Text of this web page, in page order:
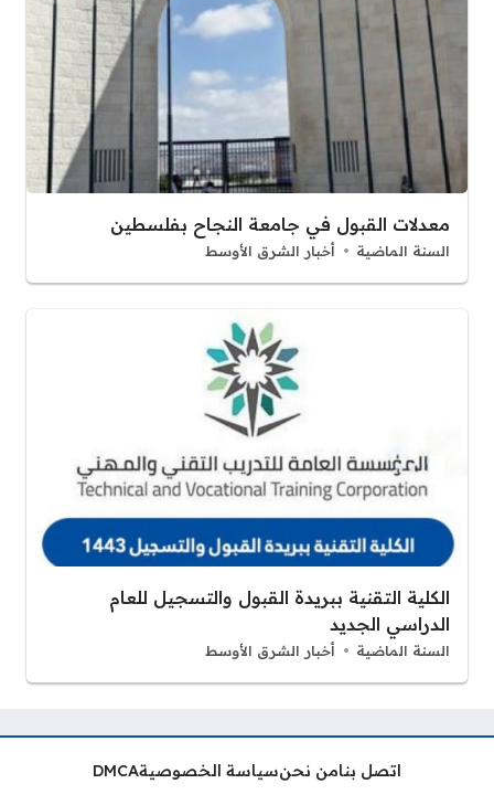
معدلات القبول في جامعة النجاح بفلسطين
السنة الماضية أخبار الشرق الأوسط
الكلية التقنية ببريدة القبول والتسجيل للعام
الدراسي الجديد
السنة الماضية أخبار الشرق الأوسط
اتصل بنامن نحنسياسة الخصوصيةDMCA